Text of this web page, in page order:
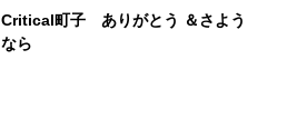
Critical町子 ありがとう ＆さよう
なら